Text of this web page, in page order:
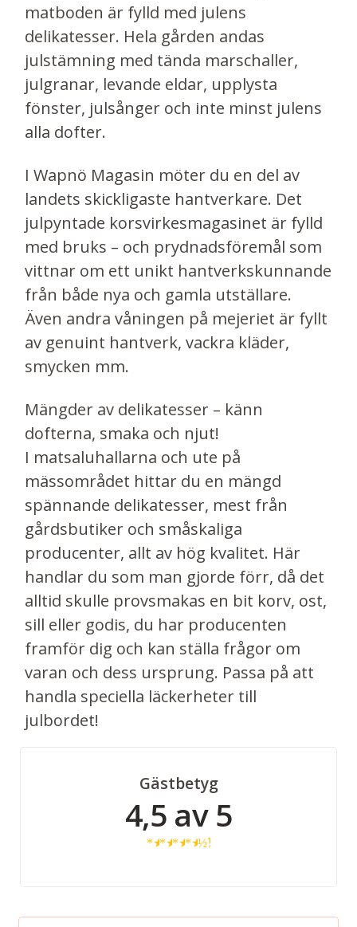
matboden är fylld med julens
delikatesser.​ Hela gården andas
julstämning med tända marschaller,
julgranar, levande eldar, upplysta
fönster, julsånger och inte minst julens
alla dofter.
I Wapnö Magasin möter du en del av
landets skickligaste hantverkare. Det
julpyntade korsvirkesmagasinet är fylld
med bruks – och prydnadsföremål som
vittnar om ett unikt hantverkskunnande
från både nya och gamla utställare.
Även andra våningen på mejeriet är fyllt
av genuint hantverk, vackra kläder,
smycken mm.
Mängder av delikatesser – känn
dofterna, smaka och njut!
I matsaluhallarna och ute på
mässområdet hittar du en mängd
spännande delikatesser, mest från
gårdsbutiker och småskaliga
producenter, allt av hög kvalitet. Här
handlar du som man gjorde förr, då det
alltid skulle provsmakas en bit korv, ost,
sill eller godis, du har producenten
framför dig och kan ställa frågor om
varan och dess ursprung. Passa på att
handla speciella läckerheter till
julbordet!
Gästbetyg
4,5 av 5
★★★★ ½